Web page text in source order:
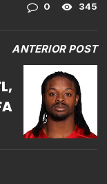
0 345
ANTERIOR POST